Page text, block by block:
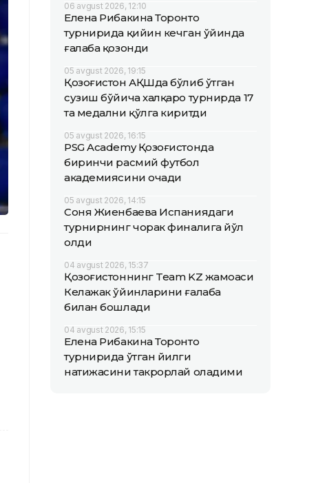
06 avgust 2026, 12:10
Елена Рибакина Торонто
турнирида қийин кечган ўйинда
ғалаба қозонди
05 avgust 2026, 19:15
Қозоғистон АҚШда бўлиб ўтган
сузиш бўйича халқаро турнирда 17
та медални қўлга киритди
05 avgust 2026, 16:15
PSG Academy Қозоғистонда
биринчи расмий футбол
академиясини очади
05 avgust 2026, 14:15
Соня Жиенбаева Испаниядаги
турнирнинг чорак финалига йўл
олди
04 avgust 2026, 15:37
Қозоғистоннинг Team KZ жамоаси
Келажак ўйинларини ғалаба
билан бошлади
04 avgust 2026, 15:15
Елена Рибакина Торонто
турнирида ўтган йилги
натижасини такрорлай оладими